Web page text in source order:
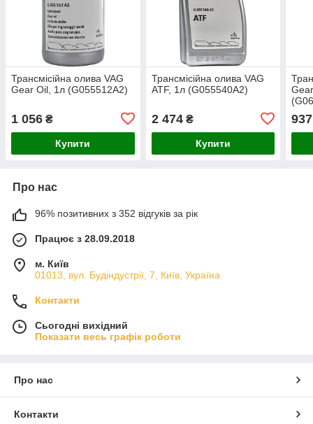
Трансмісійна олива VAG
Gear Oil, 1л (G055512A2)
1 056 ₴
Купити
Трансмісійна олива VAG
ATF, 1л (G055540A2)
2 474₴
Купити
937
Про нас
96% позитивних з 352 відгуків за рік
Працює з 28.09.2018
м. Київ
01013, вул. Будіндустрії, 7, Київ, Україна
Контакти
Сьогодні вихідний
Показати весь графік роботи
Про нас
Контакти